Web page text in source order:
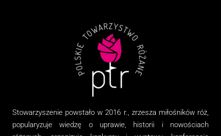
Stowarzyszenie powstało w 2016 r., zrzesza miłośników róż,
popularyzuje wiedzę o uprawie, historii i nowościach